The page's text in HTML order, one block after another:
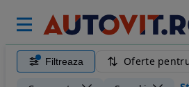
Filtreaza Oferte